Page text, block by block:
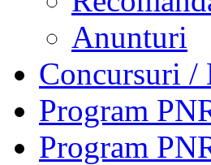
Anunturi
Concursuri /
Program
Program